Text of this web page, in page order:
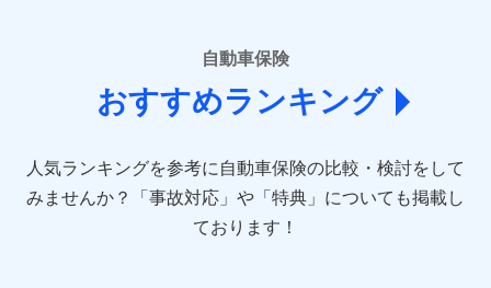
あいおいニッセイ同和損害保険株式会社
(https://www.aioinissaydowa.co.jp/)
アクサ損害保険株式会社 (https://www.axa-
direct.co.jp/)
sompo.co.jp/)
東京海上ダイレクト損害保険株式会社 (https://www.e-
AIG損害保険株式会社 (https://www.aig.co.jp/sonpo)
自動車保険
おすすめランキング
人気ランキングを参考に自動車保険の比較・検討をして
みませんか？
「事故対応」や「特典」についても掲載し
ております！